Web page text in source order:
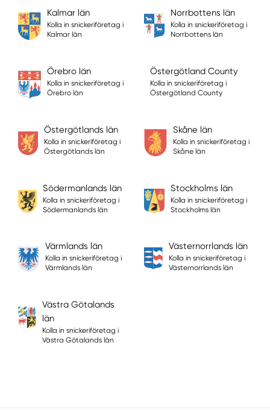
Kalmar län
Kolla in snickeriföretag i
Kalmar län
Norrbottens län
Kolla in snickeriföretag i
Norrbottens län
Örebro län
Kolla in snickeriföretag i
Örebro län
Östergötland County
Kolla in snickeriföretag i
Östergötland County
Östergötlands län
Kolla in snickeriföretag i
Östergötlands län
Skåne län
Kolla in snickeriföretag i
Skåne län
Södermanlands län
Kolla in snickeriföretag i
Södermanlands län
Stockholms län
Kolla in snickeriföretag i
Stockholms län
Värmlands län
Kolla in snickeriföretag i
Värmlands län
Västernorrlands län
Kolla in snickeriföretag i
Västernorrlands län
Västra Götalands
län
Kolla in snickeriföretag i
Västra Götalands län